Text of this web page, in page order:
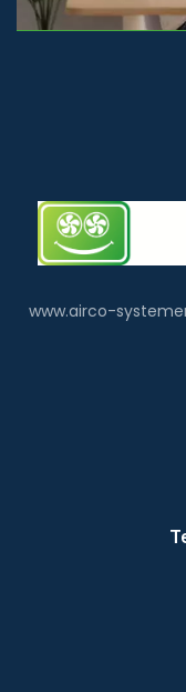
www.airco-